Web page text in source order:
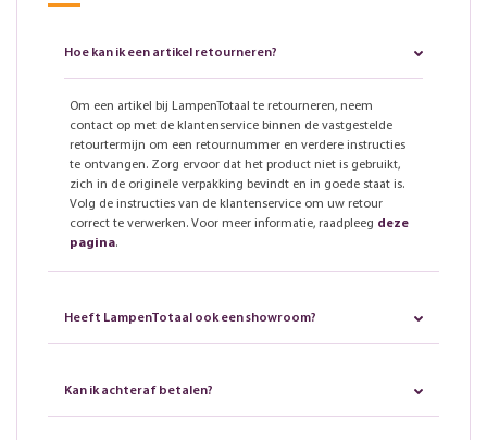
Hoe kan ik een artikel retourneren?
Om een artikel bij LampenTotaal te retourneren, neem
contact op met de klantenservice binnen de vastgestelde
retourtermijn om een retournummer en verdere instructies
te ontvangen. Zorg ervoor dat het product niet is gebruikt,
zich in de originele verpakking bevindt en in goede staat is.
Volg de instructies van de klantenservice om uw retour
correct te verwerken. Voor meer informatie, raadpleeg deze
pagina.
Heeft LampenTotaal ook een showroom?
Kan ik achteraf betalen?